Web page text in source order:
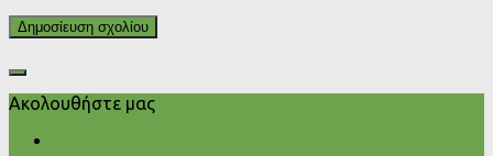
Ακολουθήστε μας